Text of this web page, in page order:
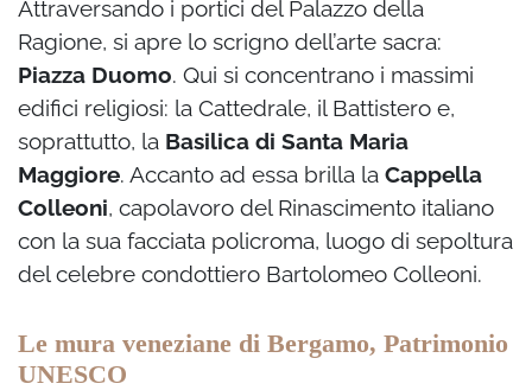
Attraversando i portici del Palazzo della
Ragione, si apre lo scrigno dell’arte sacra:
Piazza Duomo. Qui si concentrano i massimi
edifici religiosi: la Cattedrale, il Battistero e,
soprattutto, la Basilica di Santa Maria
Maggiore. Accanto ad essa brilla la Cappella
Colleoni, capolavoro del Rinascimento italiano
con la sua facciata policroma, luogo di sepoltura
del celebre condottiero Bartolomeo Colleoni.
Le mura veneziane di Bergamo, Patrimonio
UNESCO